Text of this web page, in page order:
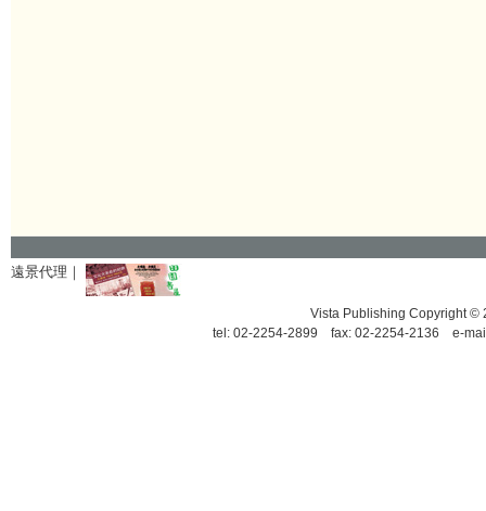
遠景代理｜
Vista Publishing Copyright ©
tel: 02-2254-2899 fax: 02-2254-2136 e-